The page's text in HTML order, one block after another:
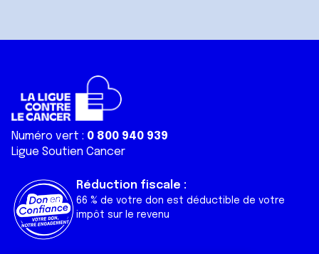
Numéro vert : 0 800 940 939
Ligue Soutien Cancer
Réduction fiscale :
66 % de votre don est déductible de votre
impôt sur le revenu